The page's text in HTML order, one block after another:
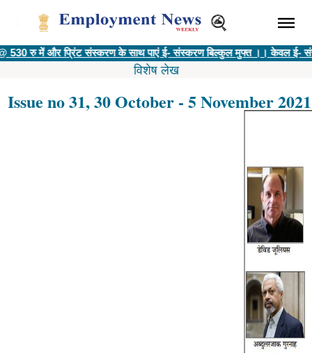
प्रिंट संस्करण के साथ पाएं ई- संस्करण बिल्कुल मुफ्त ।। केवल ई- संस्करण @
विशेष लेख
Issue no 31, 30 October - 5 November 2021